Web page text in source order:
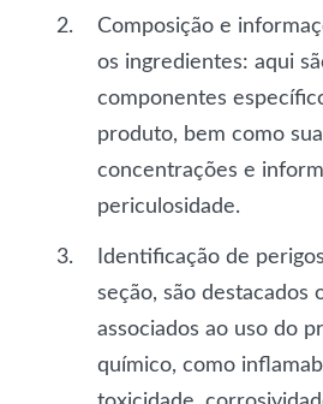
Composição e
os ingredientes: aqui
componentes
produto, bem como
concentrações e
periculosidade.
Identificação de perigos
seção, são destacados
associados ao uso do
químico, como